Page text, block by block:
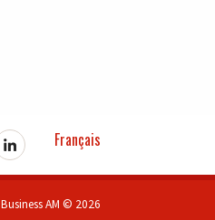
Français
Business AM © 2026